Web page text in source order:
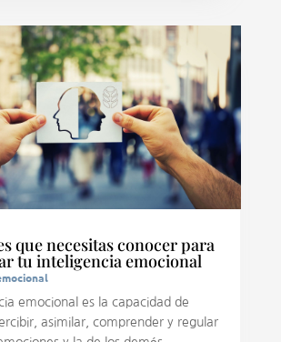
que necesitas conocer para
tu inteligencia emocional
emocional es la capacidad de
asimilar, comprender y regular